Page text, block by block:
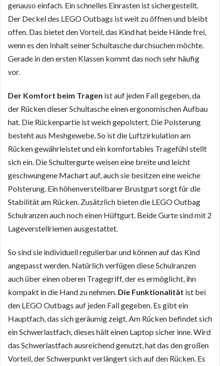
genauso einfach. Ein schnelles Einrasten ist sichergestellt.
Der Deckel des LEGO Outbags ist weit zu öffnen und bleibt
offen. Das bietet den Vorteil, das Kind hat beide Hände frei,
wenn es den Inhalt seiner Schultasche durchsuchen möchte.
Gerade in den ersten Klassen kommt das noch sehr häufig
vor.
Der Komfort beim Tragen ist auf jeden Fall gegeben, da
der Rücken dieser Schultasche einen ergonomischen Aufbau
hat. Die Rückenpartie ist weich gepolstert. Die Polsterung
besteht aus Meshgewebe. So ist die Luftzirkulation am
Rücken gewährleistet und ein komfortables Tragefühl stellt
sich ein. Die Schultergurte weisen eine breite und leicht
geschwungene Machart auf, auch sie besitzen eine weiche
Polsterung. Ein höhenverstellbarer Brustgurt sorgt für die
Stabilität am Rücken. Zusätzlich bieten die LEGO Outbag
Schulranzen auch noch einen Hüftgurt. Beide Gurte sind mit 2
Lageverstellriemen ausgestattet.
So sind sie individuell regulierbar und können auf das Kind
angepasst werden. Natürlich verfügen diese Schulranzen
auch über einen oberen Tragegriff, der es ermöglicht, ihn
kompakt in die Hand zu nehmen. Die Funktionalität ist bei
den LEGO Outbags auf jeden Fall gegeben. Es gibt ein
Hauptfach, das sich geräumig zeigt. Am Rücken befindet sich
ein Schwerlastfach, dieses hält einen Laptop sicher inne. Wird
das Schwerlastfach ausreichend genutzt, hat das den großen
Vorteil, der Schwerpunkt verlängert sich auf den Rücken. Es